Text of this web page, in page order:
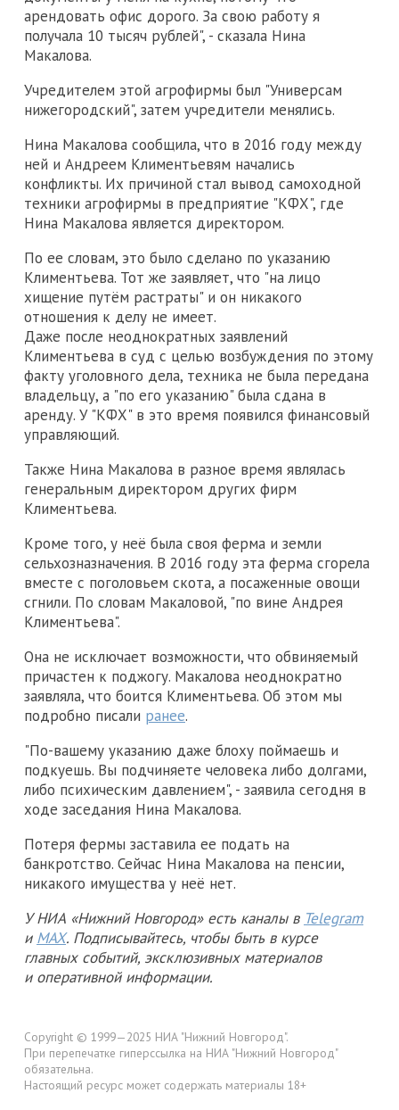
арендовать офис дорого. За свою работу я
получала 10 тысяч рублей", - сказала Нина
Макалова.
Учредителем этой агрофирмы был "Универсам
нижегородский", затем учредители менялись.
Нина Макалова сообщила, что в 2016 году между
ней и Андреем Климентьевям начались
конфликты. Их причиной стал вывод самоходной
техники агрофирмы в предприятие "КФХ", где
Нина Макалова является директором.
По ее словам, это было сделано по указанию
Климентьева. Тот же заявляет, что "на лицо
хищение путём растраты" и он никакого
отношения к делу не имеет.
Даже после неоднократных заявлений
Климентьева в суд с целью возбуждения по этому
факту уголовного дела, техника не была передана
владельцу, а "по его указанию" была сдана в
аренду. У "КФХ" в это время появился финансовый
управляющий.
Также Нина Макалова в разное время являлась
генеральным директором других фирм
Климентьева.
Кроме того, у неё была своя ферма и земли
сельхозназначения. В 2016 году эта ферма сгорела
вместе с поголовьем скота, а посаженные овощи
сгнили. По словам Макаловой, "по вине Андрея
Климентьева".
Она не исключает возможности, что обвиняемый
причастен к поджогу. Макалова неоднократно
заявляла, что боится Климентьева. Об этом мы
подробно писали ранее.
"По-вашему указанию даже блоху поймаешь и
подкуешь. Вы подчиняете человека либо долгами,
либо психическим давлением", - заявила сегодня в
ходе заседания Нина Макалова.
Потеря фермы заставила ее подать на
банкротство. Сейчас Нина Макалова на пенсии,
никакого имущества у неё нет.
У НИА «Нижний Новгород» есть каналы в Telegram
и MAX. Подписывайтесь, чтобы быть в курсе
главных событий, эксклюзивных материалов
и оперативной информации.
Copyright © 1999—2025 НИА "Нижний Новгород".
При перепечатке гиперссылка на НИА "Нижний Новгород"
обязательна.
Настоящий ресурс может содержать материалы 18+